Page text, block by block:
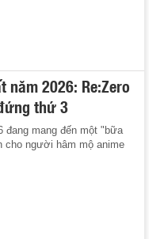
2026: Re:Zero
thứ 3
đang mang đến một "bữa
cho người hâm mộ anime